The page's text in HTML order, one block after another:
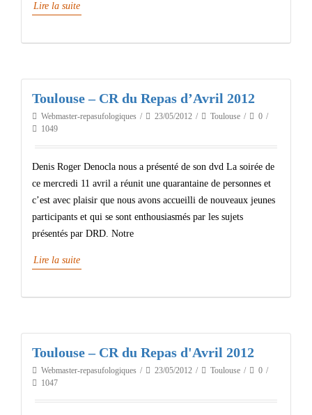
Lire la suite
Toulouse – CR du Repas d’Avril 2012
Webmaster-repasufologiques 23/05/2012 Toulouse
0
1049
Denis Roger Denocla nous a présenté de son dvd La soirée de
ce mercredi 11 avril a réunit une quarantaine de personnes et
c’est avec plaisir que nous avons accueilli de nouveaux jeunes
participants et qui se sont enthousiasmés par les sujets
présentés par DRD. Notre
Lire la suite
Toulouse – CR du Repas d'Avril 2012
Webmaster-repasufologiques 23/05/2012 Toulouse
0
1047